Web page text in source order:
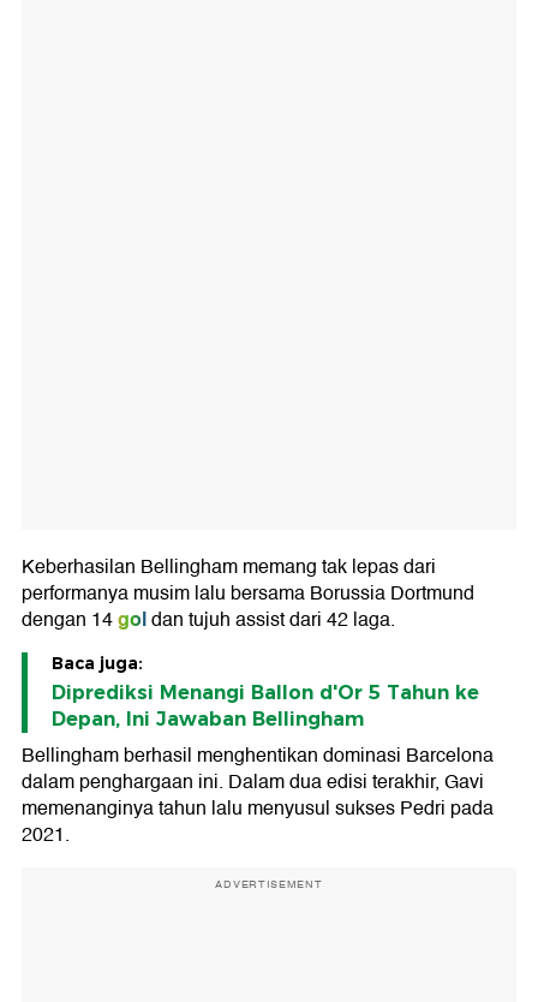
Keberhasilan Bellingham memang tak lepas dari
performanya musim lalu bersama Borussia Dortmund
dengan 14goldan tujuh assist dari 42 laga.
Baca juga:
Diprediksi Menangi Ballon d'Or 5 Tahun ke
Depan, Ini Jawaban Bellingham
Bellingham berhasil menghentikan dominasi Barcelona
dalam penghargaan ini. Dalam dua edisi terakhir, Gavi
memenanginya tahun lalu menyusul sukses Pedri pada
2021.
ADVERTISEMENT